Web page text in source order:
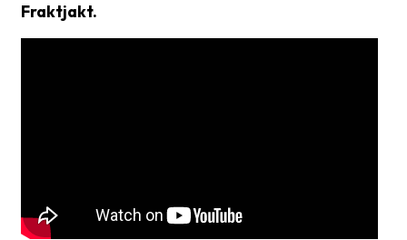
frågor
&
Skrivarinställningar
Fraktjakt.